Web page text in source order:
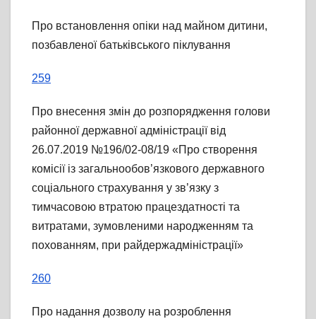
Про встановлення опіки над майном дитини,
позбавленої батьківського піклування
259
Про внесення змін до розпорядження голови
районної державної адміністрації від
26.07.2019 №196/02-08/19 «Про створення
комісії із загальнообов’язкового державного
соціального страхування у зв’язку з
тимчасовою втратою працездатності та
витратами, зумовленими народженням та
похованням, при райдержадміністрації»
260
Про надання дозволу на розроблення